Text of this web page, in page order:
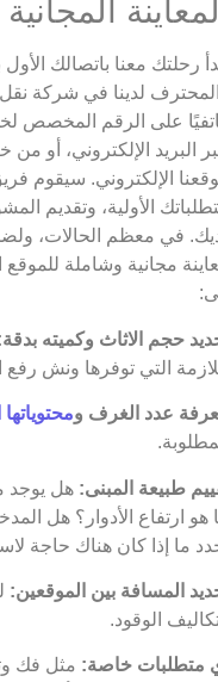
المجانية
رحلتك معنا باتصالك
لدينا في شركة
على الرقم المخصص
البريد الإلكتروني، أو
الإلكتروني. سيقوم
الأولية، وتقديم
في معظم الحالات،
مجانية وشاملة للموقع
حجم الاثاث وكميته
التي توفرها ونش رفع
عدد الغرف و
طبيعة المبنى: هل يوجد
هو ارتفاع الأدوار؟ هل
ما إذا كان هناك حاجة
المسافة بين الموقعين:
الوقود.
متطلبات خاصة: مثل فك